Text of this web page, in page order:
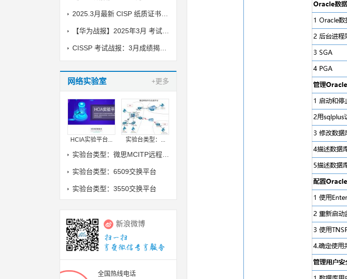
网络实验室 +更多
HCIA实验平台... 实验台类型：...
实验台类型：6509交换平台
实验台类型：3550交换平台
新浪微博
全国热线电话